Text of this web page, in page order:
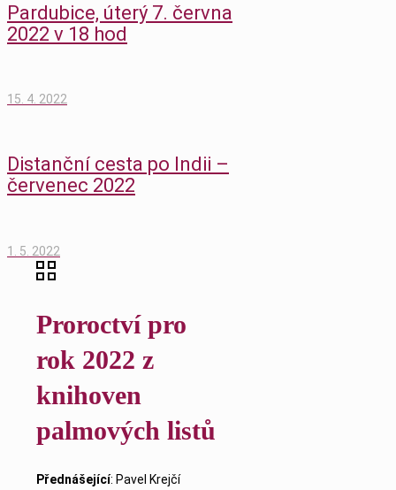
Pardubice, úterý 7. června
2022 v 18 hod
15. 4. 2022
Distanční cesta po Indii –
červenec 2022
1. 5. 2022
Proroctví pro
rok 2022 z
knihoven
palmových listů
Přednášející: Pavel Krejčí